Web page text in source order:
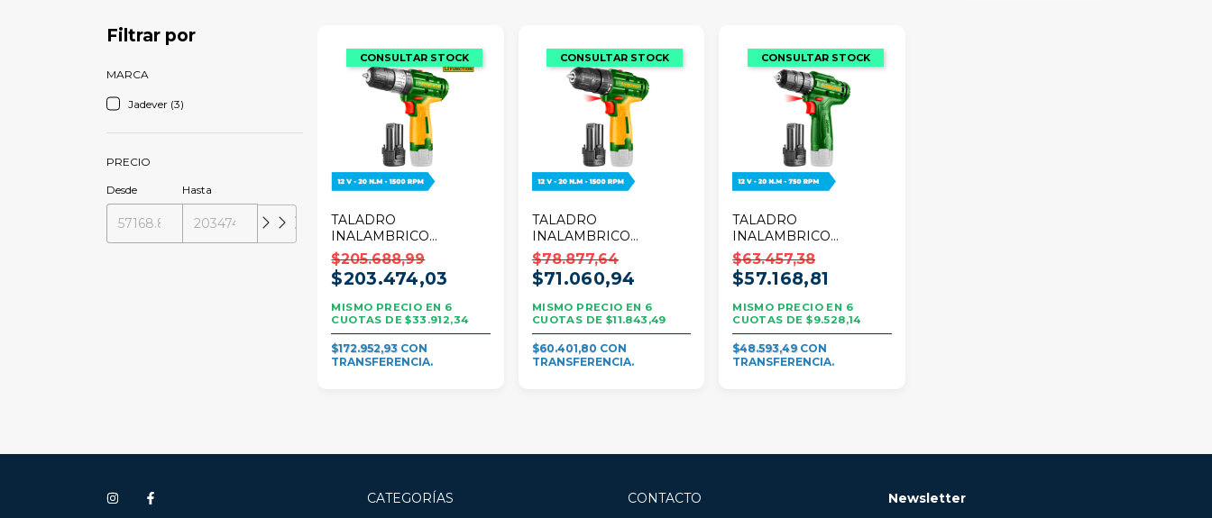
Filtrar por
MARCA
Jadever (3)
PRECIO
Desde Hasta
TALADRO
INALAMBRICO
JADEVER 1500 RPM
IMPACTO + BATERÍA
$203.474,03
$205.688,99
6
$33.912,34
$172.952,93
TALADRO
INALAMBRICO
JADEVER 1500 RPM +
BATERÍA
$71.060,94
$78.877,64
6
$11.843,49
$60.401,80
TALADRO
INALAMBRICO
JADEVER 750 RPM +
BATERÍA
$57.168,81
$63.457,38
6
$9.528,14
$48.593,49
CATEGORÍAS CONTACTO Newsletter